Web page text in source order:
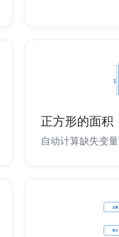
正方形的面积
自动计算缺失变量